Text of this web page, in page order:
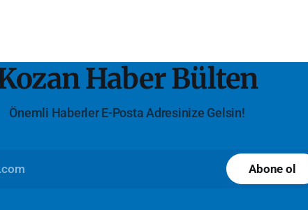
Haber Bülten
Önemli Haberler E-Posta Adresinize Gelsin!
Abone ol